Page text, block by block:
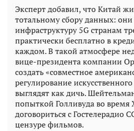
Эксперт добавил, что Китай
тотальному сбору данных:
инфраструктуру 5G странам
практически бесплатно в
каждом. В такой атмосфере
вице-президента компании
создать «совместное
регулирование
выглядят как дичь.
попыткой Голливуда во
договориться с Гостелерадио
цензуре фильмов.